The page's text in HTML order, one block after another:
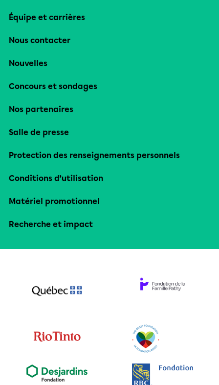
Équipe et carrières
Nous contacter
Nouvelles
Concours et sondages
Nos partenaires
Salle de presse
Protection des renseignements personnels
Conditions d’utilisation
Matériel promotionnel
Recherche et impact